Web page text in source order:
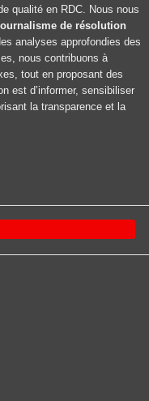
qualité en RDC. Nous nous
de résolution
analyses approfondies des
nous contribuons à
tout en proposant des
est d’informer, sensibiliser
la transparence et la